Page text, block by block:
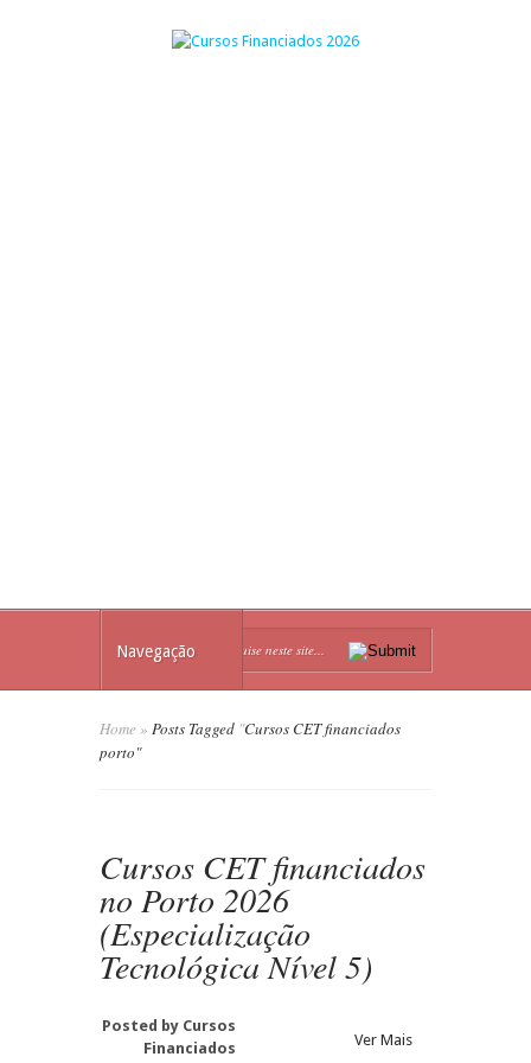
Navegação
Home » Posts Tagged "Cursos CET financiados
porto"
Cursos CET financiados
no Porto 2026
(Especialização
Tecnológica Nível 5)
Posted by Cursos
Financiados
Ver Mais